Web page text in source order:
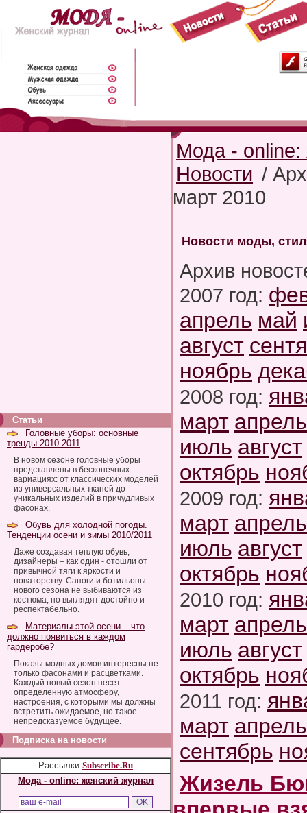
Статьи
Головные уборы: основные
тренды 2010-2011
В новом сезоне головные уборы
представлены в бесконечных
вариациях: от классических моделей
из универсальных тканей до
уникальных изделий в причудливых
фасонах.
Обувь для холодной погоды.
Тенденции осени и зимы 2010/2011
Даже создавая теплую обувь,
дизайнеры – как один - отошли от
привычной тяги к яркости и
новаторству. Сапоги и ботильоны
нового сезона не выбиваются из
костюма, но выглядят достойно и
респектабельно.
Материалы этой осени – что
должно появиться в каждом
гардеробе?
Показы модных домов интересны не
только фасонами и расцветками.
Каждый новый сезон несет
определенную атмосферу,
настроения, с которыми мы должны
встретить ожидаемое, но такое
непредсказуемое будущее.
Подписка на новости
Рассылки Subscribe.Ru
Мода - online: женский журнал
Мода - online:
Новости /
март 2010
Новости моды,
Архив
2007 год:
апрель май
август
ноябрь
2008 год:
март апрель
июль август
октябрь
2009 год:
март апрель
июль август
октябрь
2010 год:
март апрель
июль август
октябрь
2011 год:
март апрель
сентябрь
Жизель